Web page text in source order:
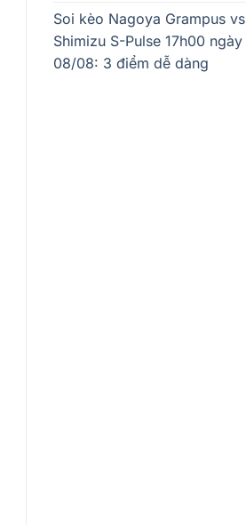
Soi kèo Nagoya Grampus vs
Shimizu S-Pulse 17h00 ngày
08/08: 3 điểm dễ dàng